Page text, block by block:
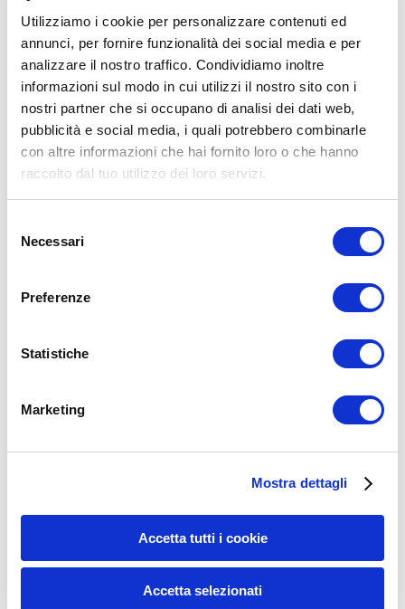
Utilizziamo i cookie per personalizzare contenuti ed
annunci, per fornire funzionalità dei social media e per
analizzare il nostro traffico. Condividiamo inoltre
informazioni sul modo in cui utilizzi il nostro sito con i
nostri partner che si occupano di analisi dei dati web,
pubblicità e social media, i quali potrebbero combinarle
con altre informazioni che hai fornito loro o che hanno
raccolto dal tuo utilizzo dei loro servizi.
delNecessari
Preferenze
Statistiche
Marketing
Mostra dettagli
Accetta tutti i cookie
Accetta selezionati
ALLENATI CON ME!
Addominali(99)
(1.800)
Allenamento Braccia(9)
Allenamento con il TRX(36)